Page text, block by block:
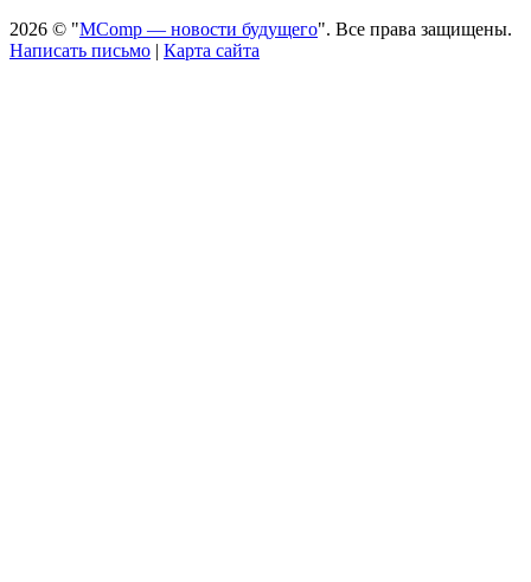
2026 © "MComp — новости будущего". Все права защищены.
Написать письмо | Карта сайта